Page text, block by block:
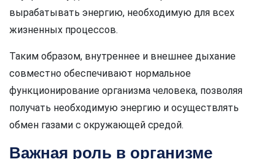
вырабатывать энергию, необходимую для всех
жизненных процессов.
Таким образом, внутреннее и внешнее дыхание
совместно обеспечивают нормальное
функционирование организма человека, позволяя
получать необходимую энергию и осуществлять
обмен газами с окружающей средой.
Важная роль в организме